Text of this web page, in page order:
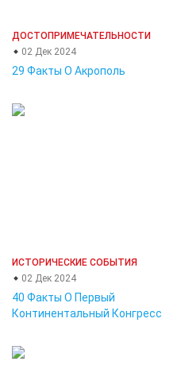
ДОСТОПРИМЕЧАТЕЛЬНОСТИ
02 Дек 2024
29 Факты О Акрополь
ИСТОРИЧЕСКИЕ СОБЫТИЯ
02 Дек 2024
40 Факты О Первый
Континентальный Конгресс